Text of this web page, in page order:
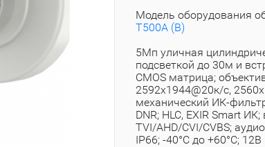
Модель оборудования
T500A (B)
5Мп уличная
подсветкой до 30м и
CMOS матрица;
2592x1944@20к/с,
механический ИК-
DNR; HLC, EXIR Smart
TVI/AHD/CVI/CVBS;
IP66; -40°С до +60°С;